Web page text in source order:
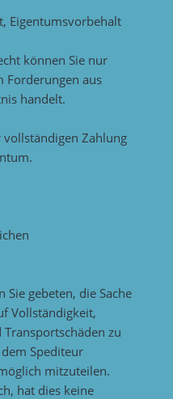
Eigentumsvorbehalt
können Sie nur
Forderungen aus
handelt.
Zahlung
Sie gebeten, die Sache
Vollständigkeit,
zu
Spediteur
mitzuteilen.
hat dies keine